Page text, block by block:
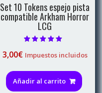
Set 10 Tokens espejo pista
compatible Arkham Horror
LCG
5.00
3,00€ Impuestos incluidos
Añadir al carrito